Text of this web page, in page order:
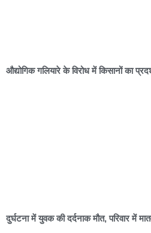
औद्योगिक गलियारे के विरोध में किसानों का
दुर्घटना में युवक की दर्दनाक मौत, परिवार में